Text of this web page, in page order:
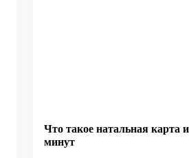
Что такое натальная карта
минут